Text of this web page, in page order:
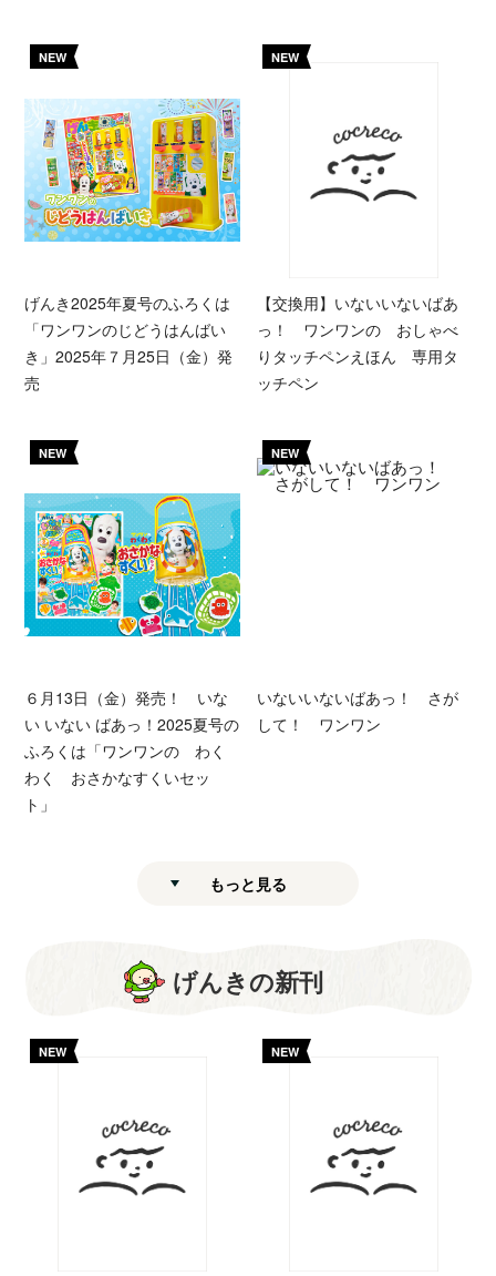
NEW
げんき2025年夏号のふろくは
「ワンワンのじどうはんばい
き」2025年７月25日（金）発
売
NEW
【交換用】いないいないばあ
っ！ ワンワンの おしゃべ
りタッチペンえほん 専用タ
ッチペン
NEW
６月13日（金）発売！ いな
い いない ばあっ！2025夏号の
ふろくは「ワンワンの わく
わく おさかなすくいセッ
ト」
NEW
いないいないばあっ！ さが
して！ ワンワン
もっと見る
げんきの新刊
NEW NEW